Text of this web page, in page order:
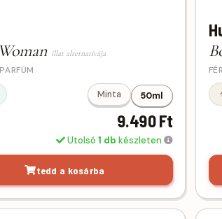
illat alternatívája
Minta 50ml
9.490 Ft
Utolsó 1 db készleten
tedd a kosárba